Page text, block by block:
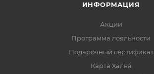
ИНФОРМАЦИЯ
Акции
Программа лояльности
Подарочный сертификат
Карта Халва